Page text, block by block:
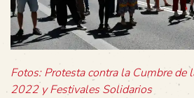
Fotos: Protesta contra la Cumbre de
2022 y Festivales Solidarios